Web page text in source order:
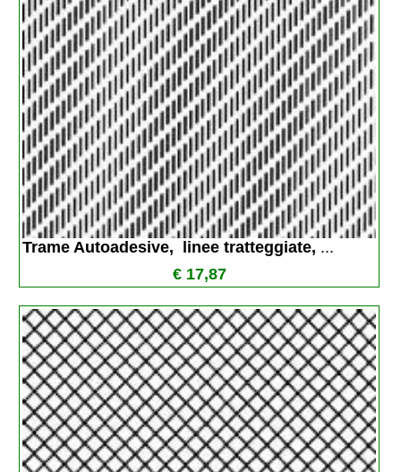
Trame Autoadesive,  linee tratteggiate, ...
€ 17,87